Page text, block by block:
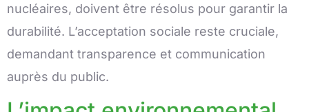
nucléaires, doivent être résolus pour garantir la
durabilité. L’acceptation sociale reste cruciale,
demandant transparence et communication
auprès du public.